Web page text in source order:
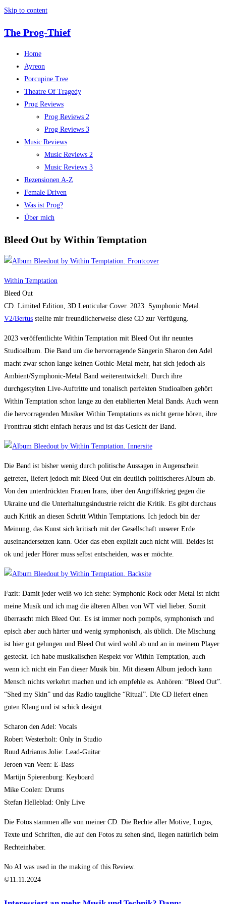
Skip to content
The Prog-Thief
Home
Ayreon
Porcupine Tree
Theatre Of Tragedy
Prog Reviews
Prog Reviews 2
Prog Reviews 3
Music Reviews
Music Reviews 2
Music Reviews 3
Rezensionen A-Z
Female Driven
Was ist Prog?
Über mich
Bleed Out by Within Temptation
Within Temptation
Bleed Out
CD. Limited Edition, 3D Lenticular Cover. 2023. Symphonic Metal.
V2/Bertus stellte mir freundlicherweise diese CD zur Verfügung.
2023 veröffentlichte Within Temptation mit Bleed Out ihr neuntes
Studioalbum. Die Band um die hervorragende Sängerin Sharon den Adel
macht zwar schon lange keinen Gothic-Metal mehr, hat sich jedoch als
Ambient/Symphonic-Metal Band weiterentwickelt. Durch ihre
durchgestylten Live-Auftritte und tonalisch perfekten Studioalben gehört
Within Temptation schon lange zu den etablierten Metal Bands. Auch wenn
die hervorragenden Musiker Within Temptations es nicht gerne hören, ihre
Frontfrau sticht einfach heraus und ist das Gesicht der Band.
Die Band ist bisher wenig durch politische Aussagen in Augenschein
getreten, liefert jedoch mit Bleed Out ein deutlich politischeres Album ab.
Von den unterdrückten Frauen Irans, über den Angriffskrieg gegen die
Ukraine und die Unterhaltungsindustrie reicht die Kritik. Es gibt durchaus
auch Kritik an diesen Schritt Within Temptations. Ich jedoch bin der
Meinung, das Kunst sich kritisch mit der Gesellschaft unserer Erde
auseinandersetzen kann. Oder das eben explizit auch nicht will. Beides ist
ok und jeder Hörer muss selbst entscheiden, was er möchte.
Fazit: Damit jeder weiß wo ich stehe: Symphonic Rock oder Metal ist nicht
meine Musik und ich mag die älteren Alben von WT viel lieber. Somit
überrascht mich Bleed Out. Es ist immer noch pompös, symphonisch und
episch aber auch härter und wenig symphonisch, als üblich. Die Mischung
ist hier gut gelungen und Bleed Out wird wohl ab und an in meinem Player
gesteckt. Ich habe musikalischen Respekt vor Within Temptation, auch
wenn ich nicht ein Fan dieser Musik bin. Mit diesem Album jedoch kann
Mensch nichts verkehrt machen und ich empfehle es. Anhören: “Bleed Out”.
“Shed my Skin” und das Radio taugliche “Ritual”. Die CD liefert einen
guten Klang und ist schick designt.
Scharon den Adel: Vocals
Robert Westerholt: Only in Studio
Ruud Adrianus Jolie: Lead-Guitar
Jeroen van Veen: E-Bass
Martijn Spierenburg: Keyboard
Mike Coolen: Drums
Stefan Helleblad: Only Live
Die Fotos stammen alle von meiner CD. Die Rechte aller Motive, Logos,
Texte und Schriften, die auf den Fotos zu sehen sind, liegen natürlich beim
Rechteinhaber.
No AI was used in the making of this Review.
©11.11.2024